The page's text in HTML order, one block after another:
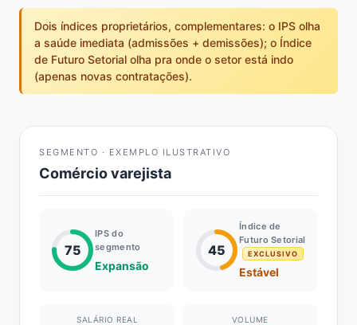
Dois índices proprietários, complementares: o IPS olha
a saúde imediata (admissões + demissões); o Índice
de Futuro Setorial olha pra onde o setor está indo
(apenas novas contratações).
SEGMENTO · EXEMPLO ILUSTRATIVO
Comércio varejista
75
IPS do
segmento
Expansão
45
Índice de
Futuro Setorial
EXCLUSIVO
Estável
SALÁRIO REAL VOLUME